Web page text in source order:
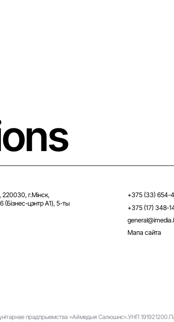
220030, г.Мінск,
(Бізнес-цэнтр A1), 5-ты
+375 (33) 654-
+375 (17) 348-
Мапа сайта
прадпрыемства «Аймедыя Салюшнс».УНП 191921200.